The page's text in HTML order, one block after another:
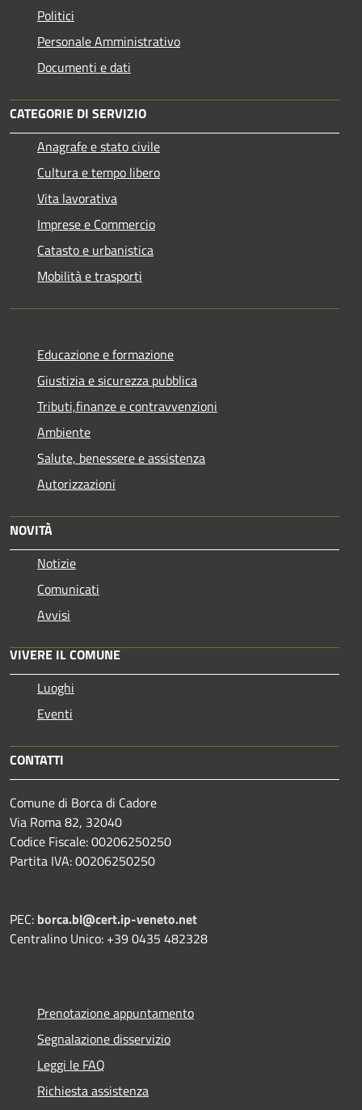
Politici
Personale Amministrativo
Documenti e dati
CATEGORIE DI SERVIZIO
Anagrafe e stato civile
Cultura e tempo libero
Vita lavorativa
Imprese e Commercio
Catasto e urbanistica
Mobilità e trasporti
Educazione e formazione
Giustizia e sicurezza pubblica
Tributi,finanze e contravvenzioni
Ambiente
Salute, benessere e assistenza
Autorizzazioni
NOVITÀ
Notizie
Comunicati
Avvisi
VIVERE IL COMUNE
Luoghi
Eventi
CONTATTI
Comune di Borca di Cadore
Via Roma 82, 32040
Codice Fiscale: 00206250250
Partita IVA: 00206250250
PEC: borca.bl@cert.ip-veneto.net
Centralino Unico: +39 0435 482328
Prenotazione appuntamento
Segnalazione disservizio
Leggi le FAQ
Richiesta assistenza